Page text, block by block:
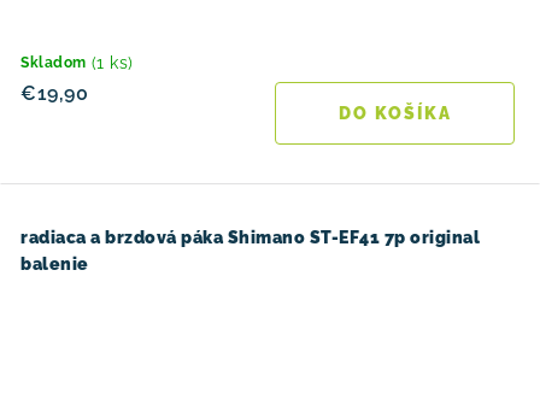
Skladom (1 ks)
€19,90
DO KOŠÍKA
radiaca a brzdová páka Shimano ST-EF41 7p original
balenie